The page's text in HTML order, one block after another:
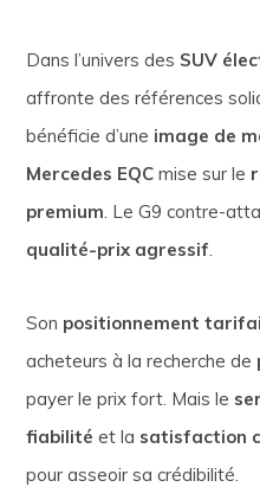
Dans l’univers des SUV
affronte des références
bénéficie d’une image de
Mercedes EQC mise sur le
premium. Le G9 contre-
qualité-prix agressif.
Son positionnement
acheteurs à la recherche de
payer le prix fort. Mais le
fiabilité et la satisfaction
pour asseoir sa crédibilité.